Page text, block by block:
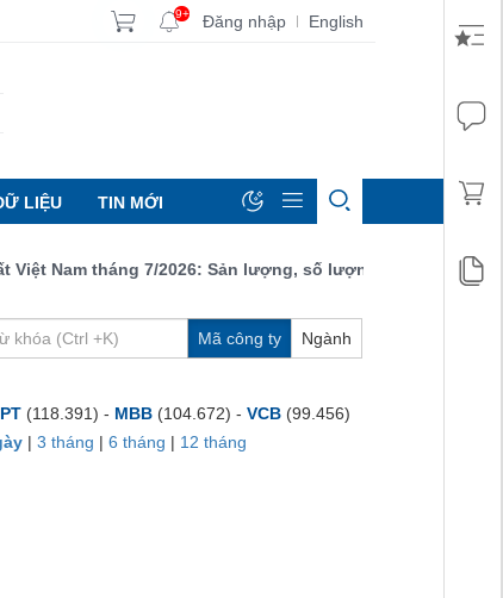
9+ Đăng nhập | English
LIỆU TIN MỚI
Nam tháng 7/2026: Sản lượng, số lượng đơn đặt hàng mới
Mã công ty Ngành
(118.391) - MBB (104.672) - VCB (99.456)
| 3 tháng | 6 tháng | 12 tháng